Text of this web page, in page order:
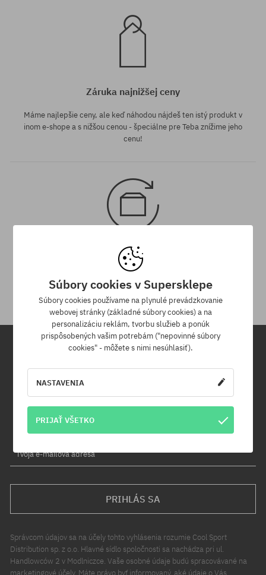
Záruka najnižšej ceny
Máme najlepšie ceny, ale keď náhodou nájdeš ten istý produkt v
inom e-shope a s nižšou cenou - špeciálne pre Teba znížime jeho
cenu!
30 dní na vrátenie tovaru
Na vrátenie produktu máš 30 dní od dňa obdržania zásielky.
Newsletter
Prihláste sa na odber nášho newsletteru a ako prvý sa dozviete o
nových produktoch a propagačných akciách!
Navyše získaš zľavový kód -5 % na celú objednávku!
Tvoja e-mailová adresa
PRIHLÁS SA
Správcom údajov sa na účely tohto vyhlásenia rozumie Cool Sport
Distribution sp. z o.o. Hlavné sídlo spoločnosti sa nachádza pri ul.
Handlowców 2 v Modlniczce. Vaše osobné údaje budú spracovávané na
Súbory cookies v Supersklepe
Súbory cookies používame na plynulé prevádzkovanie
webovej stránky (základné súbory cookies) a na
personalizáciu reklám, tvorbu služieb a ponúk
prispôsobených vašim potrebám ("nepovinné súbory
cookies" - môžete s nimi nesúhlasiť).
NASTAVENIA
PRIJAŤ VŠETKO